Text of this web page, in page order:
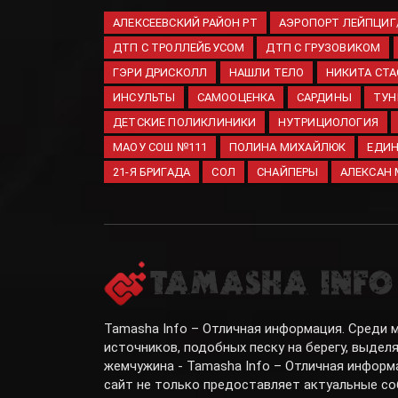
АЛЕКСЕЕВСКИЙ РАЙОН РТ
АЭРОПОРТ
ДТП С ТРОЛЛЕЙБУСОМ
ДТП С ГРУЗОВИКОМ
ГЭРИ ДРИСКОЛЛ
НАШЛИ ТЕЛО
НИКИТА
ИНСУЛЬТЫ
САМООЦЕНКА САРДИНЫ
ДЕТСКИЕ ПОЛИКЛИНИКИ
НУТРИЦИОЛОГИЯ
МАОУ СОШ №111
ПОЛИНА МИХАЙЛЮК
21-Я БРИГАДА
СОЛ СНАЙПЕРЫ АЛЕКСАН
Tamasha Info – Отличная информация. Среди
источников, подобных песку на берегу,
жемчужина - Tamasha Info – Отличная
сайт не только предоставляет актуальные